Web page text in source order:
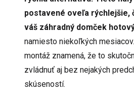
postavené oveľa rýchlejšie,
váš záhradný domček
namiesto niekoľkých
montáž znamená, že to
zvládnuť aj bez nejakých
skúseností.